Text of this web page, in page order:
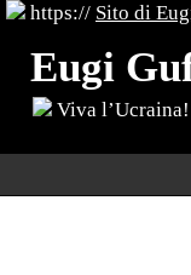
https:// Sito di
Eugi
Viva